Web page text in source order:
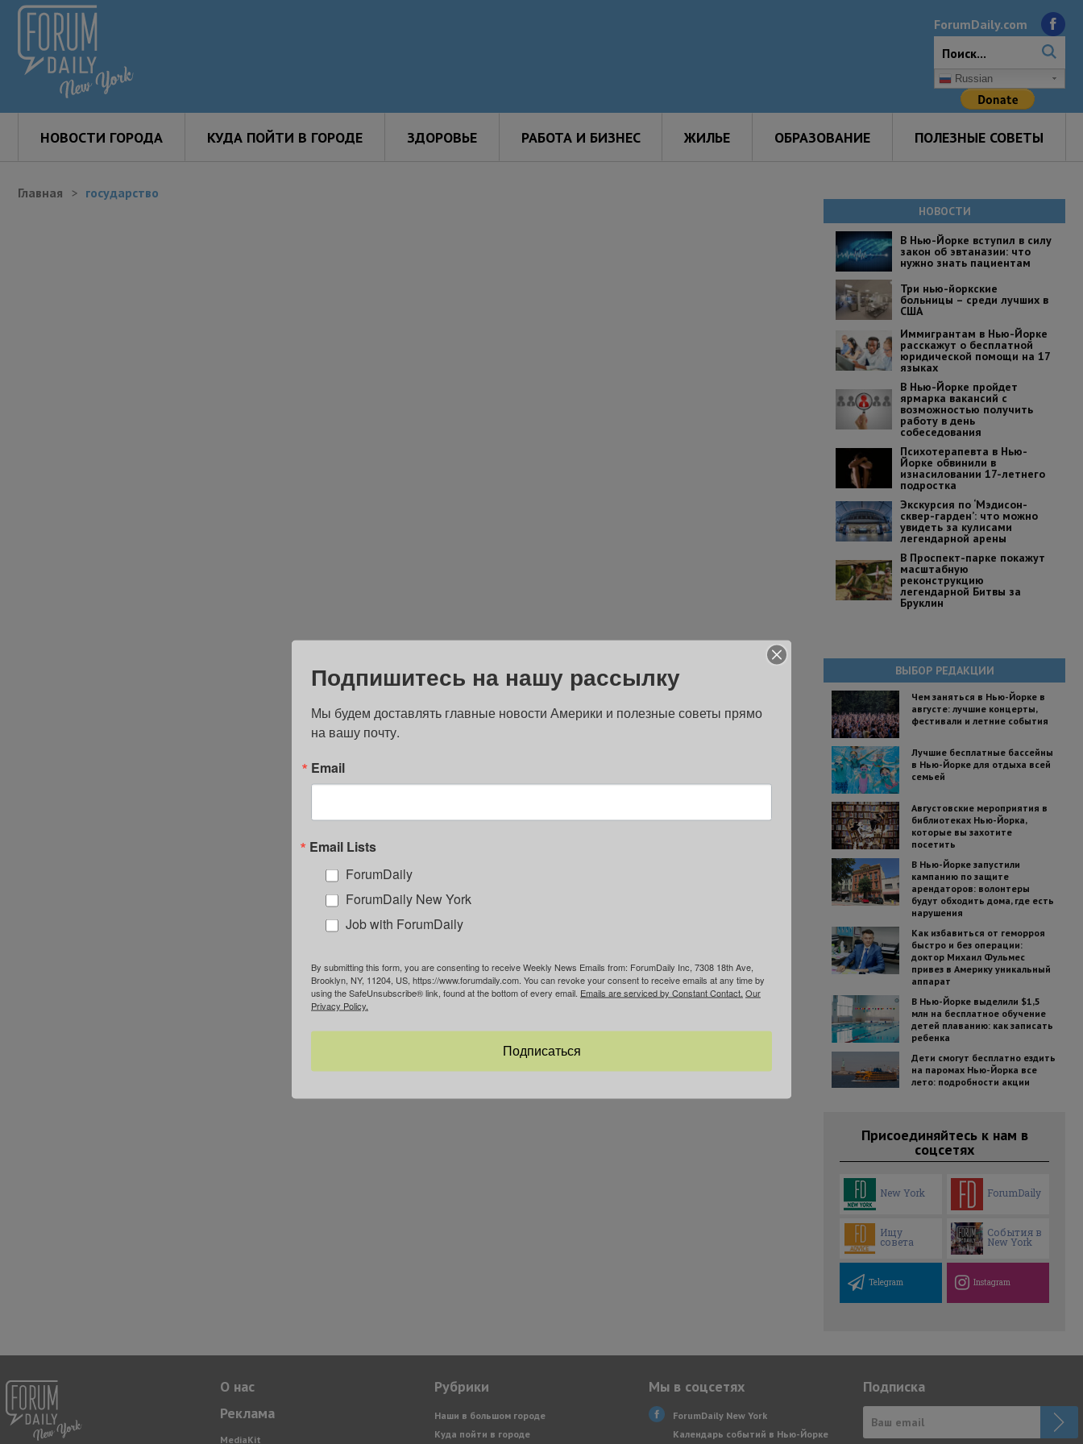
ForumDaily.com
Russian
НОВОСТИ ГОРОДА КУДА ПОЙТИ В ГОРОДЕ ЗДОРОВЬЕ РАБОТА И БИЗНЕС ЖИЛЬЕ ОБРАЗОВАНИЕ ПОЛЕЗНЫЕ СОВЕТЫ
Главная государство
НОВОСТИ
В Нью-Йорке вступил в силу
закон об эвтаназии: что
нужно знать пациентам
Три нью-йоркские
больницы – среди лучших в
США
Иммигрантам в Нью-Йорке
расскажут о бесплатной
юридической помощи на 17
языках
В Нью-Йорке пройдет
ярмарка вакансий с
возможностью получить
работу в день
собеседования
Психотерапевта в Нью-
Йорке обвинили в
изнасиловании 17-летнего
подростка
Экскурсия по ‘Мэдисон-
сквер-гарден’: что можно
увидеть за кулисами
легендарной арены
В Проспект-парке покажут
масштабную
реконструкцию
легендарной Битвы за
Бруклин
ВЫБОР РЕДАКЦИИ
Чем заняться в Нью-Йорке в
августе: лучшие концерты,
фестивали и летние события
Лучшие бесплатные бассейны
в Нью-Йорке для отдыха всей
семьей
Августовские мероприятия в
библиотеках Нью-Йорка,
которые вы захотите
посетить
В Нью-Йорке запустили
кампанию по защите
арендаторов: волонтеры
будут обходить дома, где есть
нарушения
Как избавиться от геморроя
быстро и без операции:
доктор Михаил Фульмес
привез в Америку уникальный
аппарат
В Нью-Йорке выделили $1,5
млн на бесплатное обучение
детей плаванию: как записать
ребенка
Дети смогут бесплатно ездить
на паромах Нью-Йорка все
лето: подробности акции
Присоединяйтесь к нам в
соцсетях
New York ForumDaily
Ищу
совета
События в
New York
Telegram Instagram
О нас
Реклама
MediaKit
Рубрики
Наши в большом городе
Куда пойти в городе
Мы в соцсетях
ForumDaily New York
Календарь событий в Нью-Йорке
Подписка
Подпишитесь на нашу рассылку
Мы будем доставлять главные новости Америки и полезные советы прямо
на вашу почту.
Email
Email Lists
ForumDaily
ForumDaily New York
Job with ForumDaily
By submitting this form, you are consenting to receive Weekly News Emails from: ForumDaily Inc, 7308 18th Ave,
Brooklyn, NY, 11204, US, https://www.forumdaily.com. You can revoke your consent to receive emails at any time by
using the SafeUnsubscribe® link, found at the bottom of every email. Emails are serviced by Constant Contact. Our
Privacy Policy.
Подписаться